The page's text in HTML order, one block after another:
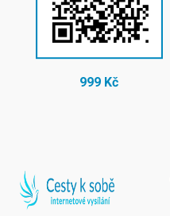
999 Kč